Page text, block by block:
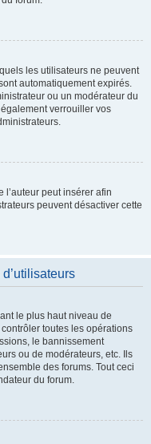
les utilisateurs ne peuvent
automatiquement expirés.
ou un modérateur du
verrouiller vos
l’auteur peut insérer afin
peuvent désactiver cette
le plus haut niveau de
toutes les opérations
le bannissement
ou de modérateurs, etc. Ils
des forums. Tout ceci
du forum.